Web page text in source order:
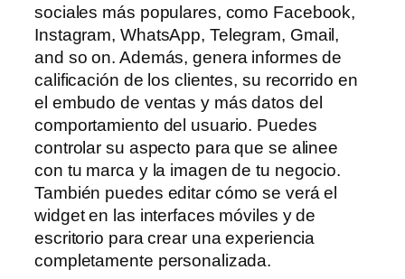
sociales más populares, como Facebook,
Instagram, WhatsApp, Telegram, Gmail,
and so on. Además, genera informes de
calificación de los clientes, su recorrido en
el embudo de ventas y más datos del
comportamiento del usuario. Puedes
controlar su aspecto para que se alinee
con tu marca y la imagen de tu negocio.
También puedes editar cómo se verá el
widget en las interfaces móviles y de
escritorio para crear una experiencia
completamente personalizada.